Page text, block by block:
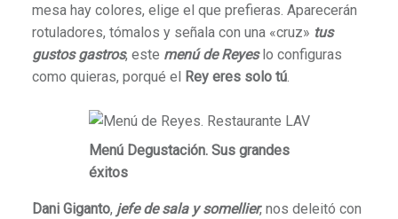
mesa hay colores, elige el que prefieras. Aparecerán
rotuladores, tómalos y señala con una «cruz» tus
gustos gastros, este menú de Reyeslo configuras
como quieras, porqué el Rey eres solo tú.
Menú Degustación. Sus grandes
éxitos
Dani Giganto, jefe de sala y somellier, nos deleitó con